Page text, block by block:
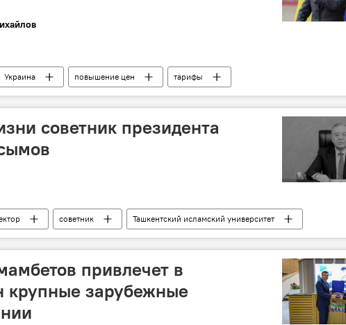
Украина повышение цен тарифы
советник президента
советник Ташкентский исламский университет
привлечет в
крупные зарубежные